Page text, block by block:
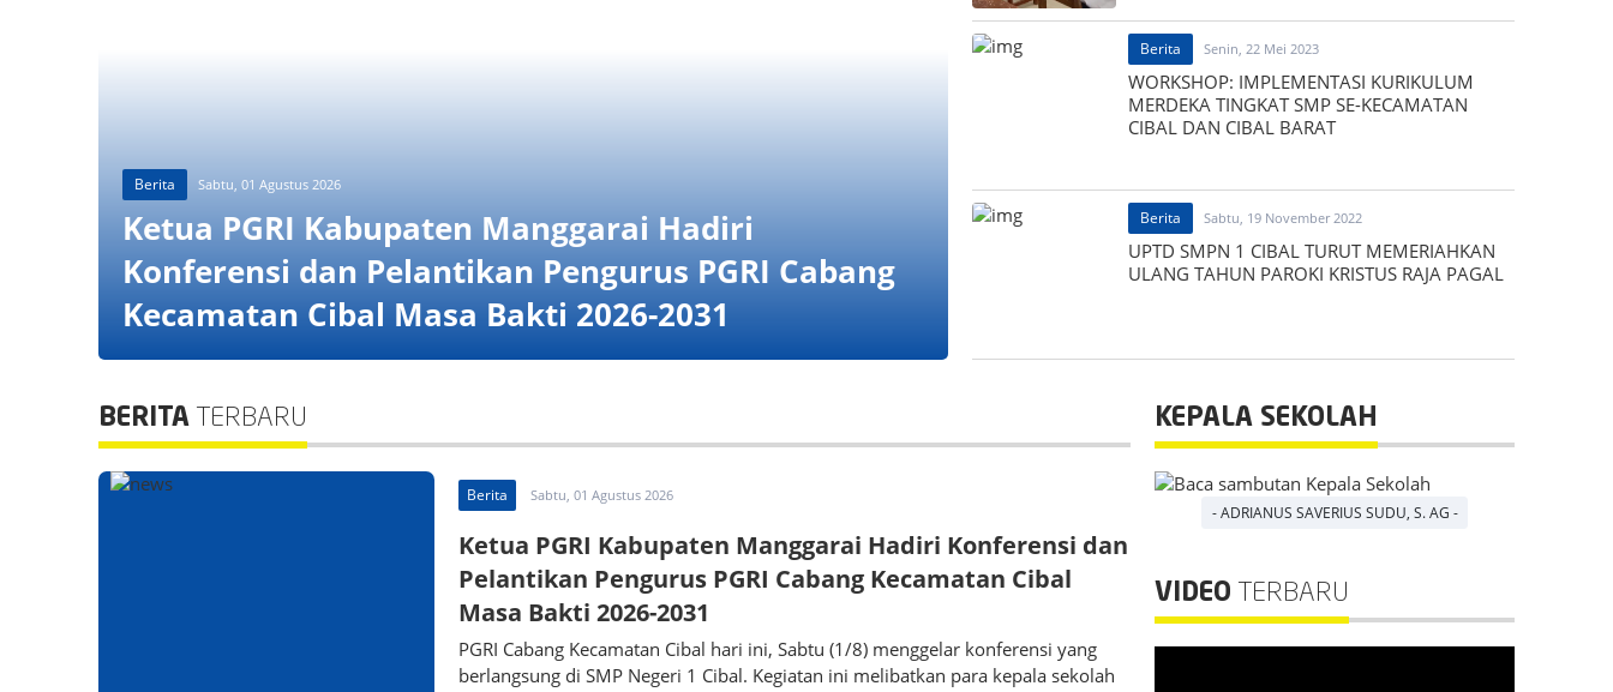
Berita Sabtu, 01 Agustus 2026
Ketua PGRI Kabupaten Manggarai Hadiri
Konferensi dan Pelantikan Pengurus PGRI Cabang
Kecamatan Cibal Masa Bakti 2026-2031
Berita Senin, 22 Mei 2023
WORKSHOP: IMPLEMENTASI KURIKULUM
MERDEKA TINGKAT SMP SE-KECAMATAN
CIBAL DAN CIBAL BARAT
Berita Sabtu, 19 November 2022
UPTD SMPN 1 CIBAL TURUT MEMERIAHKAN
ULANG TAHUN PAROKI KRISTUS RAJA PAGAL
BERITA TERBARU
Berita Sabtu, 01 Agustus 2026
Ketua PGRI Kabupaten Manggarai Hadiri Konferensi dan
Pelantikan Pengurus PGRI Cabang Kecamatan Cibal
Masa Bakti 2026-2031
PGRI Cabang Kecamatan Cibal hari ini, Sabtu (1/8) menggelar konferensi yang
berlangsung di SMP Negeri 1 Cibal. Kegiatan ini melibatkan para kepala sekolah
KEPALA SEKOLAH
- ADRIANUS SAVERIUS SUDU, S. AG -
VIDEO TERBARU